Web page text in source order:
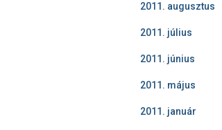
2011. augusztus
2011. július
2011. június
2011. május
2011. január